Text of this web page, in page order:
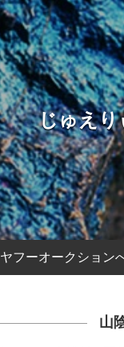
じゅえ
ヤフーオークション
山